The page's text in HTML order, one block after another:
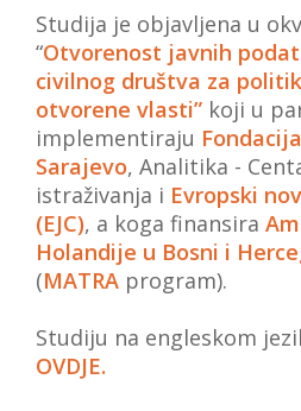
Studija je objavljena u
“Otvorenost javnih
civilnog društva za
otvorene vlasti” koji u
implementiraju
Sarajevo, Analitika -
istraživanja i Evropski
(EJC), a koga finansira
Holandije u Bosni i
(MATRA program).
Studiju na engleskom
OVDJE.